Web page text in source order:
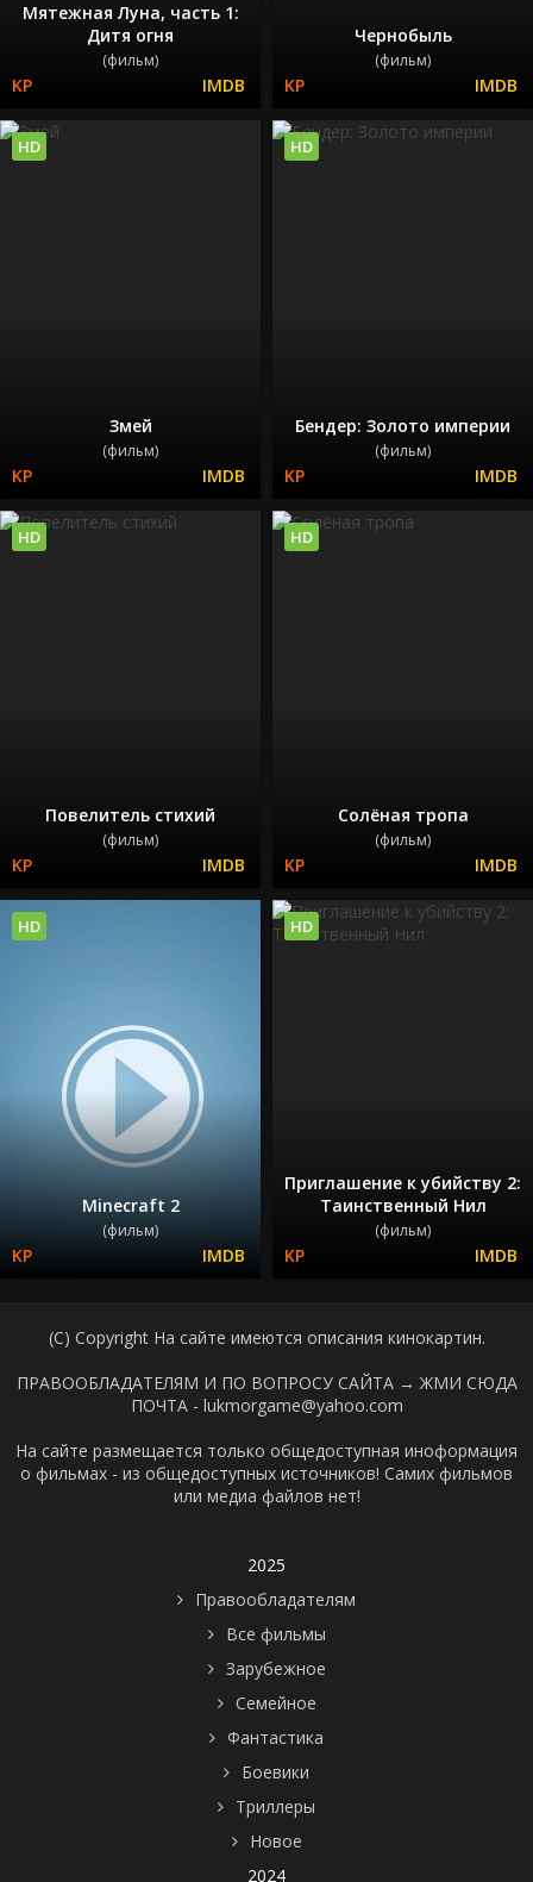
Мятежная Луна, часть 1:
Дитя огня
(фильм)
Чернобыль
(фильм)
Змей
(фильм)
HD
Бендер: Золото империи
(фильм)
HD
Повелитель стихий
(фильм)
HD
Солёная тропа
(фильм)
HD
Minecraft 2
(фильм)
HD
Приглашение к убийству 2:
Таинственный Нил
(фильм)
HD
(C) Copyright На сайте имеются описания кинокартин.
ПРАВООБЛАДАТЕЛЯМ И ПО ВОПРОСУ САЙТА → ЖМИ СЮДА
ПОЧТА - lukmorgame@yahoo.com
На сайте размещается только общедоступная иноформация
о фильмах - из общедоступных источников! Самих фильмов
или медиа файлов нет!
2025
Правообладателям
Все фильмы
Зарубежное
Семейное
Фантастика
Боевики
Триллеры
Новое
2024